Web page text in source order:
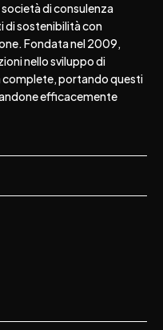
di consulenza
di sostenibilità con
Fondata nel 2009,
nello sviluppo di
complete, portando questi
efficacemente